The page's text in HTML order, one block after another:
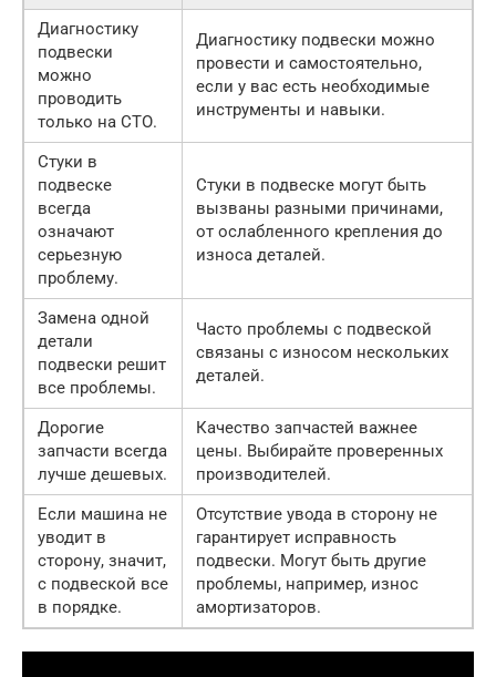
Диагностику
подвески
можно
проводить
только на СТО.
Диагностику подвески можно
провести и самостоятельно,
если у вас есть необходимые
инструменты и навыки.
Стуки в
подвеске
всегда
означают
серьезную
проблему.
Стуки в подвеске могут быть
вызваны разными причинами,
от ослабленного крепления до
износа деталей.
Замена одной
детали
подвески решит
все проблемы.
Часто проблемы с подвеской
связаны с износом нескольких
деталей.
Дорогие
запчасти всегда
лучше дешевых.
Качество запчастей важнее
цены. Выбирайте проверенных
производителей.
Если машина не
уводит в
сторону, значит,
с подвеской все
в порядке.
Отсутствие увода в сторону не
гарантирует исправность
подвески. Могут быть другие
проблемы, например, износ
амортизаторов.